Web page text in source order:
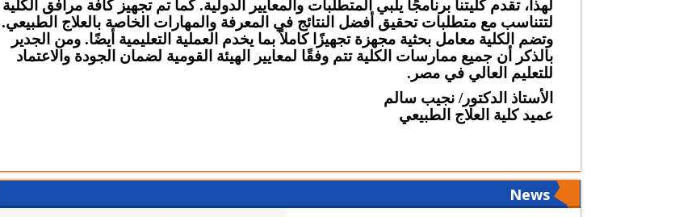
Final Result Of
Summer Summer
2022
المعسكر التدريبى
الصيفي الثالث لكلية
العلاج الطبيعي -
الجامعة الحديثة
للتكنولوجيا والمعلومات
2022
Effective
presentation skills
كلية العلاج الطبيعي توقع
الوطني للشباب»
والخريجين
كلية العلاج الطبيعي تعقد
"خطة الإخلاء والإطفاء"
لهذا، تقدم كليتنا برنامجًا يلبي المتطلبات والمعايير الدولية. كما تم تجهيزكافة مرافق الكلية
لتتناسب مع متطلبات تحقيق أفضل النتائج في المعرفة والمهارات الخاصة بالعلاج الطبيعي.
وتضم الكلية معامل بحثية مجهزة تجهيزًاكاملاً بما يخدم العملية التعليمية أيضًا. ومن الجدير
بالذكر أن جميع ممارسات لكلية تتم وفقًا لمعايير الهيئة القومية لضمان الجودة والاعتماد
للتعليم العالي في مصر.
لأستاذ الدكتور/ نجيب سالم
عميد كلية العلاج الطبيعي
News